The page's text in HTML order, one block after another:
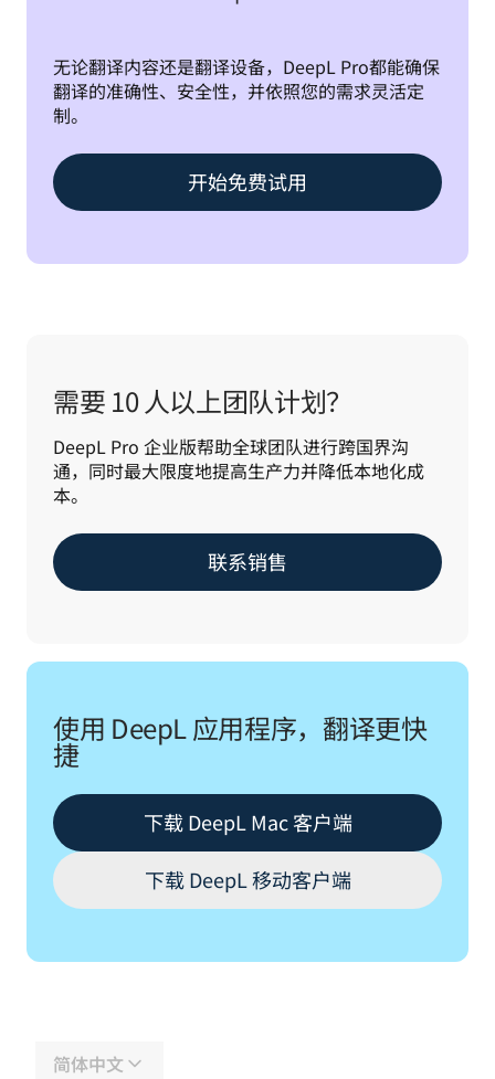
无论翻译内容还是翻译设备，DeepL Pro都能确保
翻译的准确性、安全性，并依照您的需求灵活定
制。
开始免费试用
需要 10 人以上团队计划？
DeepL Pro 企业版帮助全球团队进行跨国界沟
通，同时最大限度地提高生产力并降低本地化成
本。
联系销售
使用 DeepL 应用程序，翻译更快
捷
下载 DeepL Mac 客户端
下载 DeepL 移动客户端
简体中文